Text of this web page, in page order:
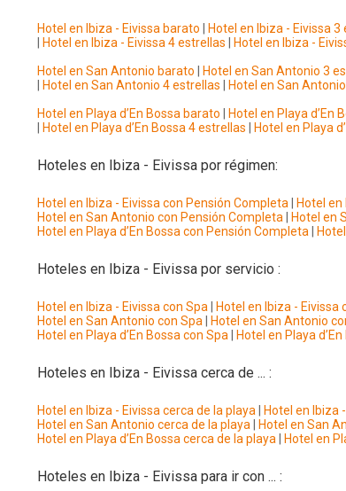
Hotel en Ibiza - Eivissa barato
Hotel en Ibiza - Eivissa 3
Hotel en Ibiza - Eivissa 4 estrellas
Hotel en Ibiza -
Hotel en San Antonio barato
Hotel en San Antonio 3
Hotel en San Antonio 4 estrellas
Hotel en San
Hotel en Playa d’En Bossa barato
Hotel en Playa d’En
Hotel en Playa d’En Bossa 4 estrellas Hotel en Playa
Hoteles en Ibiza - Eivissa por régimen:
Hotel en Ibiza - Eivissa con Pensión Completa
Hotel en
Hotel en San Antonio con Pensión Completa
Hotel en
Hotel en Playa d’En Bossa con Pensión Completa
Hoteles en Ibiza - Eivissa por servicio :
Hotel en Ibiza - Eivissa con Spa
Hotel en Ibiza - Eivissa
Hotel en San Antonio con Spa
Hotel en San Antonio
Hotel en Playa d’En Bossa con Spa
Hotel en Playa
Hoteles en Ibiza - Eivissa cerca de ... :
Hotel en Ibiza - Eivissa cerca de la playa
Hotel en Ibiza
Hotel en San Antonio cerca de la playa
Hotel en San
Hotel en Playa d’En Bossa cerca de la playa
Hotel en
Hoteles en Ibiza - Eivissa para ir con ... :